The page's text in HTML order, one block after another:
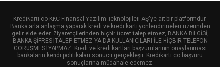
KrediKarti.co KKC Finansal Yazılım Teknolojileri AŞ'ye ait bir platformdur.
Bankalarla anlaşma yaparak kredi ve kredi kartı yönlendirmeleri üzerinden
gelir elde eder. Ziyaretçilerinden hiçbir ücret talep etmez, BANKA BİLGİSİ,
BANKA ŞİFRESİ TALEP ETMEZ YA DA KULLANICILARI İLE HİÇBİR TELEFON
GÖRÜŞMESİ YAPMAZ. Kredi ve kredi kartları başvurularının onaylanması
bankaların kendi politikaları sonucu gerçekleşir. Kredikarti.co başvuru
sonuçlarına müdahale edemez.